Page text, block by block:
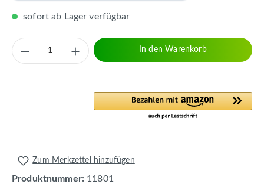
sofort ab Lager verfügbar
Produkt Anzahl: Gib den gewünschten
In den Warenkorb
Zum Merkzettel hinzufügen
Produktnummer: 11801